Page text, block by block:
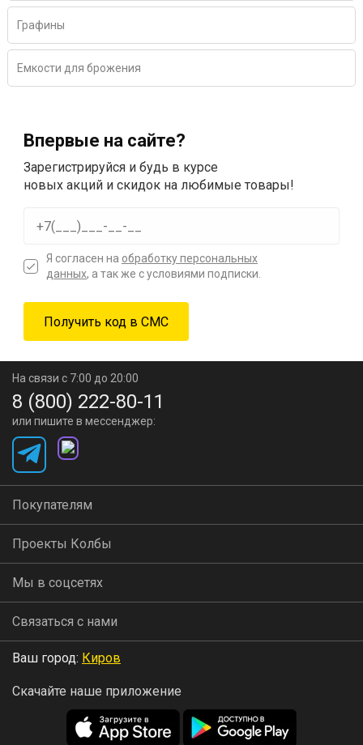
Графины
Емкости для брожения
Впервые на сайте?
Зарегистрируйся и будь в курсе
новых акций и скидок на любимые товары!
Я согласен на обработку персональных
данных, а так же с условиями подписки.
На связи с 7:00 до 20:00
8 (800) 222-80-11
или пишите в мессенджер:
Покупателям
Проекты Колбы
Мы в соцсетях
Связаться с нами
Ваш город: Киров
Скачайте наше приложение